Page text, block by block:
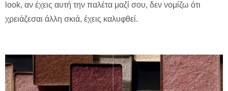
look, αν έχεις αυτή την παλέτα μαζί σου, δεν νομίζω ότι
χρειάζεσαι άλλη σκιά, έχεις καλυφθεί.